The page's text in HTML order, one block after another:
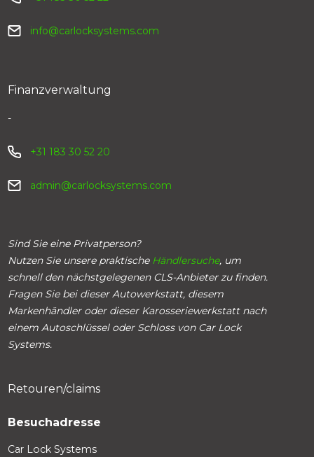
info@carlocksystems.com
Finanzverwaltung
-
+31 183 30 52 20
admin@carlocksystems.com
Sind Sie eine Privatperson?
Nutzen Sie unsere praktische Händlersuche, um
schnell den nächstgelegenen CLS-Anbieter zu finden.
Fragen Sie bei dieser Autowerkstatt, diesem
Markenhändler oder dieser Karosseriewerkstatt nach
einem Autoschlüssel oder Schloss von Car Lock
Systems.
Retouren/claims
Besuchadresse
Car Lock Systems